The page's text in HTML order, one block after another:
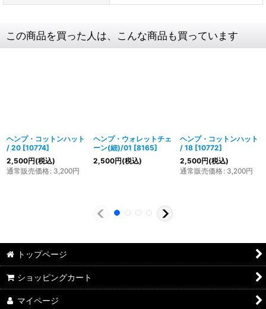
この商品を買った人は、こんな商品も買っています
ヘンプ・コットンハット
/ 20 [10774]
2,500円(税込)
通常販売価格: 3,200円
ヘンプ・ウォレットチェ
ーン(細)/01 [8165]
2,500円(税込)
ヘンプ・コットンハット
/ 18 [10772]
2,500円(税込)
通常販売価格: 3,200円
トップページ
ショッピングカート
マイページ